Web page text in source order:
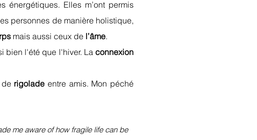
énergétiques. Elles m’ont permis
personnes de manière holistique,
mais aussi ceux de l’âme.
bien l'été que l'hiver. Laconnexion
rigoladeentre amis. Mon péché
me aware of how fragile life can be